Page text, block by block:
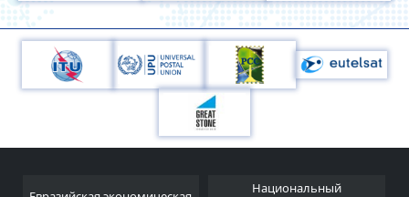
Национальный